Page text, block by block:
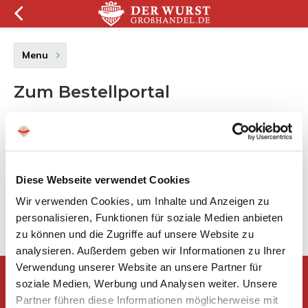
Diese Webseite verwendet Cookies
Wir verwenden Cookies, um Inhalte und Anzeigen zu
personalisieren, Funktionen für soziale Medien anbieten
zu können und die Zugriffe auf unsere Website zu
analysieren. Außerdem geben wir Informationen zu Ihrer
Verwendung unserer Website an unsere Partner für
soziale Medien, Werbung und Analysen weiter. Unsere
Partner führen diese Informationen möglicherweise mit
Menu
Zum Bestellportal
Der Wurst Großhandel führt eine neue Art der Bestellung ein,
nämlich über ein Bestellportal. Diese Methode funktioniert
schneller und bietet eine bessere Übersicht.
Haben Sie noch Fragen? Nehmen Sie Kontakt mit uns auf.
Direkt zum Bestellportal? Dann klicken SieHIER
Gibt es Fragen oder möchten Sie
eine Beratung?